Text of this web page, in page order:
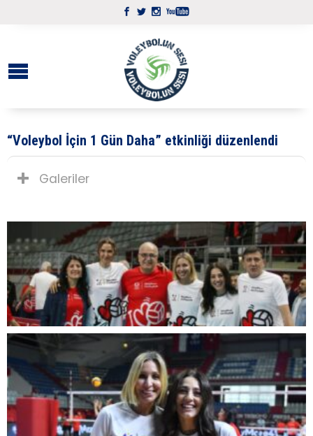
“Voleybol İçin 1 Gün Daha” etkinliği düzenlendi
Galeriler